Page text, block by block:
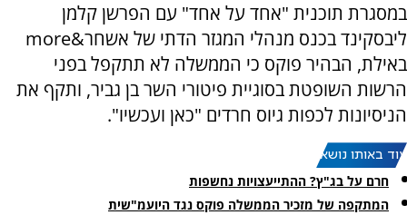
במסגרת תוכנית "אחד על אחד" עם הפרשן קלמן
ליבסקינד בכנס מנהלי המגזר הדתי של אשחר&more
באילת, הבהיר פוקס כי הממשלה לא תתקפל בפני
הרשות השופטת בסוגיית פיטורי השר בן גביר, ותקף את
הניסיונות לכפות גיוס חרדים "כאן ועכשיו".
עוד באותו נושא:
חרם על בג"ץ? ההתייעצויות נחשפות
המתקפה של מזכיר הממשלה פוקס נגד היועמ"שית